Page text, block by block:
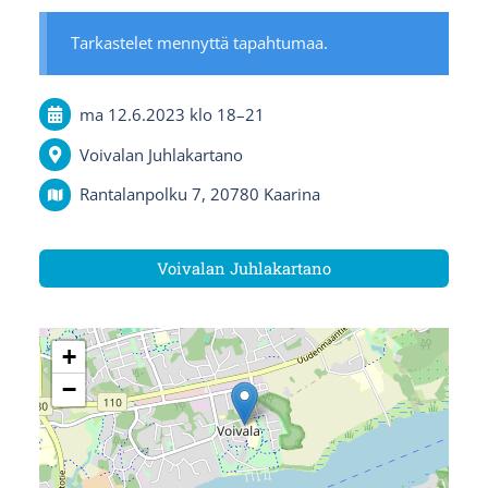
Tarkastelet mennyttä tapahtumaa.
ma 12.6.2023 klo 18–21
Voivalan Juhlakartano
Rantalanpolku 7, 20780 Kaarina
Voivalan Juhlakartano
+
−